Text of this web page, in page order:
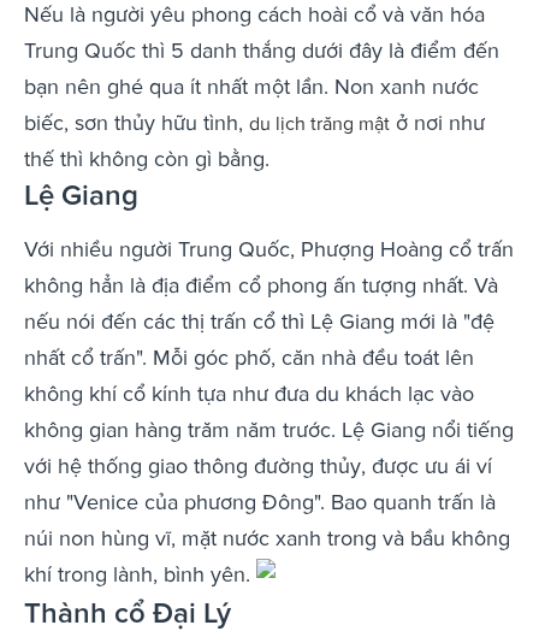
Nếu là người yêu phong cách hoài cổ và văn hóa
Trung Quốc thì 5 danh thắng dưới đây là điểm đến
bạn nên ghé qua ít nhất một lần. Non xanh nước
biếc, sơn thủy hữu tình, du lịch trăng mật ở nơi như
thế thì không còn gì bằng.
Lệ Giang
Với nhiều người Trung Quốc, Phượng Hoàng cổ trấn
không hẳn là địa điểm cổ phong ấn tượng nhất. Và
nếu nói đến các thị trấn cổ thì Lệ Giang mới là "đệ
nhất cổ trấn". Mỗi góc phố, căn nhà đều toát lên
không khí cổ kính tựa như đưa du khách lạc vào
không gian hàng trăm năm trước. Lệ Giang nổi tiếng
với hệ thống giao thông đường thủy, được ưu ái ví
như "Venice của phương Đông". Bao quanh trấn là
núi non hùng vĩ, mặt nước xanh trong và bầu không
khí trong lành, bình yên.
Thành cổ Đại Lý